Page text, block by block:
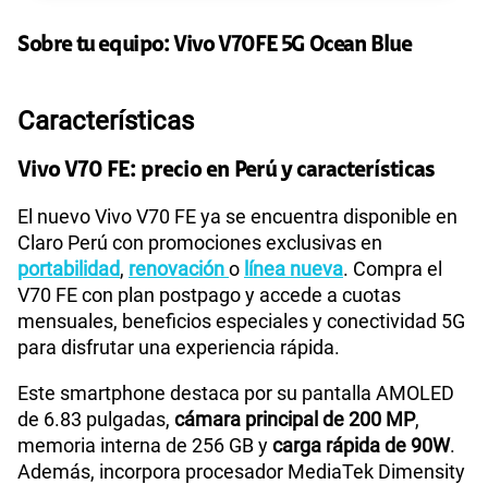
Paga solo S/ 69.90
Paga solo
en alta velocidad
S/ 159.90
Paga solo
185GBen alta velocidad
S/189.90
Paga solo
en alta velocidad
S/289.90
Ver menos planes
Sobre tu equipo: Vivo V70FE 5G Ocean Blue
Características
Vivo V70 FE: precio en Perú y características
El nuevo Vivo V70 FE ya se encuentra disponible en
Claro Perú con promociones exclusivas en
portabilidad, renovacióno línea nueva. Compra el
V70 FE con plan postpago y accede a cuotas
mensuales, beneficios especiales y conectividad 5G
para disfrutar una experiencia rápida.
Este smartphone destaca por su pantalla AMOLED
de 6.83 pulgadas, cámara principal de 200 MP,
memoria interna de 256 GB ycarga rápida de 90W.
Además, incorpora procesador MediaTek Dimensity